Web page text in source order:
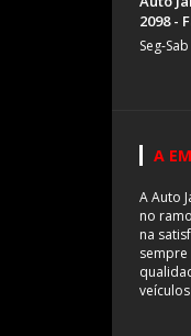
2098 -
Seg-
A
A Auto
no
na